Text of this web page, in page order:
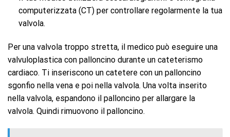
computerizzata (CT) per controllare regolarmente la tua
valvola.
Per una valvola troppo stretta, il medico può eseguire una
valvuloplastica con palloncino durante un cateterismo
cardiaco. Ti inseriscono un catetere con un palloncino
sgonfio nella vena e poi nella valvola. Una volta inserito
nella valvola, espandono il palloncino per allargare la
valvola. Quindi rimuovono il palloncino.